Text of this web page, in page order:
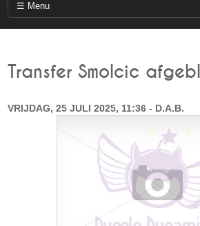
Transfer Smolcic
VRIJDAG, 25 JULI 2025, 11:36 - D.A.B.